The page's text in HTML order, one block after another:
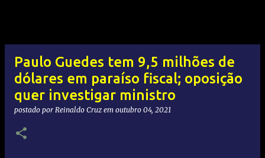
Paulo Guedes tem 9,5 milhões de
dólares em paraíso fiscal; oposição
quer investigar ministro
postado por Reinaldo Cruz em outubro 04, 2021